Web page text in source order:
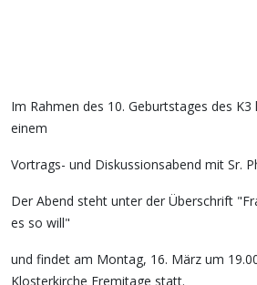
Im Rahmen des 10. Geburtstages des K3
einem
Vortrags- und Diskussionsabend mit Sr.
Der Abend steht unter der Überschrift
es so will"
und findet am Montag, 16. März um
Klosterkirche Eremitage statt.